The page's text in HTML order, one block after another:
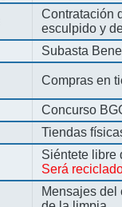
Contratación
esculpido y
Subasta
Compras en
Concurso
Tiendas
Siéntete libre
Será
Mensajes del